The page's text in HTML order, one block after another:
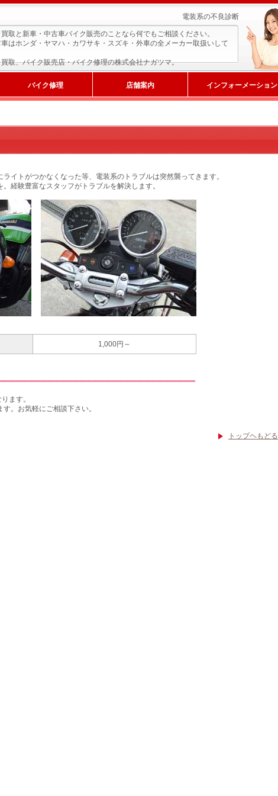
電装系の不良診断
取と新車・中古車バイク販売のことなら何でもご相談ください。
はホンダ・ヤマハ・カワサキ・スズキ・外車の全メーカー取扱いして
取、バイク販売店・バイク修理の株式会社ナガツマ。
バイク修理 店舗案内 インフォーメーション
イトがつかなくなった等、電装系のトラブルは突然襲ってきます。
経験豊富なスタッフがトラブルを解決します。
1,000円～
ます。
。お気軽にご相談下さい。
トップヘもどる